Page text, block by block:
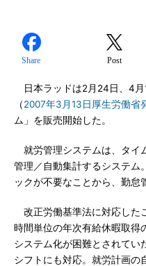
Share Post
日本ラッドは2月24日、4月
（2007年3月13日厚生労働省
ム」を販売開始した。
就労管理システムは、タイ
管理／自動集計するシステム
ックが不要なことから、勤怠
改正労働基準法に対応した
時間単位の年次有給休暇取得
システム化が困難とされてい
シフトにも対応。就労計画の